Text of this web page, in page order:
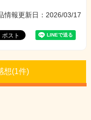
情報更新日：2026/03/17
想(1件)